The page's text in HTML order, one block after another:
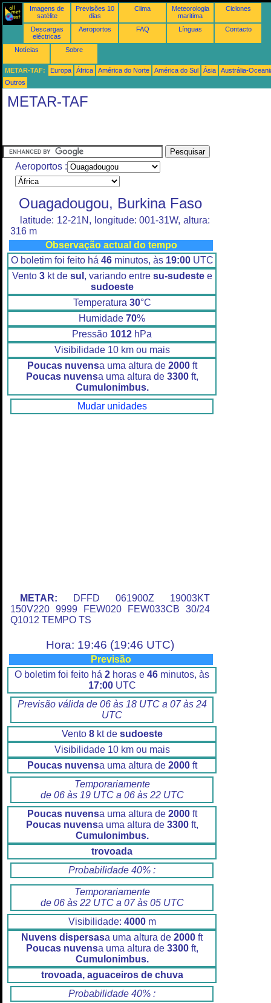
Imagens de
satélite
Previsões 10
dias
Clima
Meteorologia
maritima
Ciclones
Descargas
eléctricas
Aeroportos FAQ Línguas Contacto
Notícias Sobre
METAR-TAF: Europa África América do Norte América do Sul Ásia
Austrália-
Outros
METAR-TAF
Aeroportos :
Ouagadougou, Burkina Faso
latitude: 12-21N, longitude: 001-31W, altura:
316 m
Observação actual do tempo
O boletim foi feito há 46minutos, às 19:00UTC
Vento 3kt de sul , variando entre su-sudestee
sudoeste
Temperatura 30°C
Humidade 70%
Pressão 1012 hPa
Visibilidade 10 km ou mais
Poucas nuvensa uma altura de 2000ft
Poucas nuvensa uma altura de 3300ft,
Cumulonimbus.
Mudar unidades
METAR: DFFD 061900Z 19003KT
150V220 9999 FEW020 FEW033CB 30/24
Q1012 TEMPO TS
Hora: 19:46 (19:46 UTC)
Previsão
O boletim foi feito há 2 horas e 46 minutos, às
17:00UTC
Previsão válida de 06 às 18 UTC a 07 às 24
UTC
Vento 8kt de sudoeste
Visibilidade 10 km ou mais
Poucas nuvensa uma altura de 2000ft
Temporariamente
de 06 às 19 UTC a 06 às 22 UTC
Poucas nuvensa uma altura de 2000ft
Poucas nuvensa uma altura de 3300ft,
Cumulonimbus.
trovoada
Probabilidade 40% :
Temporariamente
de 06 às 22 UTC a 07 às 05 UTC
Visibilidade: 4000m
Nuvens dispersasa uma altura de 2000 ft
Poucas nuvensa uma altura de 3300ft,
Cumulonimbus.
trovoada, aguaceiros de chuva
Probabilidade 40% :